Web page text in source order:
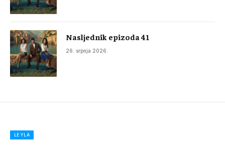
Nasljednik epizoda 41
26. srpnja 2026.
LEYLA